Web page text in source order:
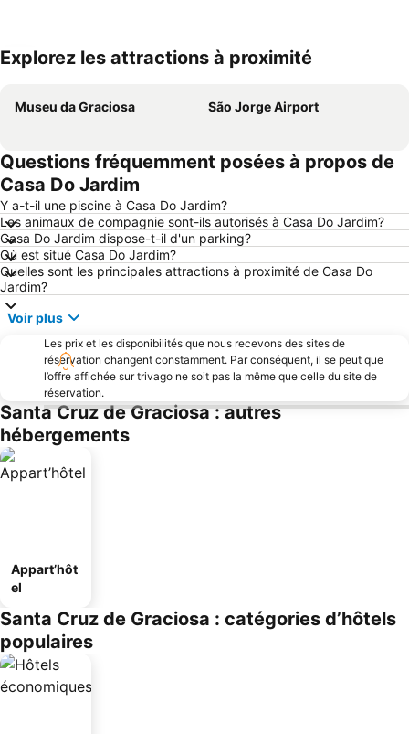
Explorez les attractions à proximité
Museu da Graciosa São Jorge Airport
Questions fréquemment posées à propos de
Casa Do Jardim
Y a-t-il une piscine à Casa Do Jardim?
Les animaux de compagnie sont-ils autorisés à Casa Do Jardim?
Casa Do Jardim dispose-t-il d'un parking?
Où est situé Casa Do Jardim?
Quelles sont les principales attractions à proximité de Casa Do
Jardim?
Voir plus
Les prix et les disponibilités que nous recevons des sites de
réservation changent constamment. Par conséquent, il se peut que
l’offre affichée sur trivago ne soit pas la même que celle du site de
réservation.
Santa Cruz de Graciosa : autres
hébergements
Appart’hôt
el
Santa Cruz de Graciosa : catégories d’hôtels
populaires